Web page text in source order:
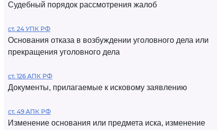
Судебный порядок рассмотрения жалоб
ст. 24 УПК РФ
Основания отказа в возбуждении уголовного дела или
прекращения уголовного дела
ст. 126 АПК РФ
Документы, прилагаемые к исковому заявлению
ст. 49 АПК РФ
Изменение основания или предмета иска, изменение